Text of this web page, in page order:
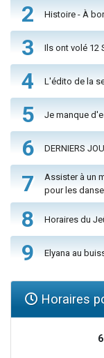
2 Histoire - À
3 Ils ont volé 12
4 L'édito de la
5 Je manque
6 DERNIERS
7
Assister à un
pour les
8 Horaires du
9 Elyana au
Horaires